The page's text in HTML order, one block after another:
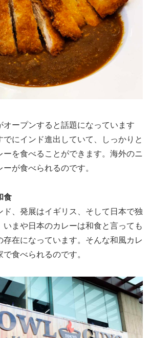
オープンすると話題になっています
でにインド進出していて、しっかりと
ーを食べることができます。海外のニ
が食べられるのです。
食
ド、発展はイギリス、そして日本で独
いまや日本のカレーは和食と言っても
存在になっています。そんな和風カレ
食べられるのです。